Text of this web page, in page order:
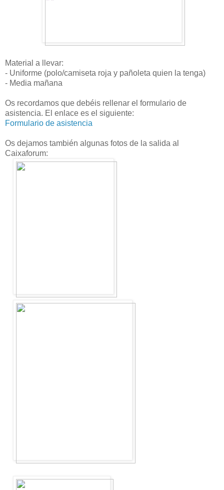
Material a llevar:
- Uniforme (polo/camiseta roja y pañoleta quien la tenga)
- Media mañana
Os recordamos que debéis rellenar el formulario de
asistencia. El enlace es el siguiente:
Formulario de asistencia
Os dejamos también algunas fotos de la salida al
Caixaforum: